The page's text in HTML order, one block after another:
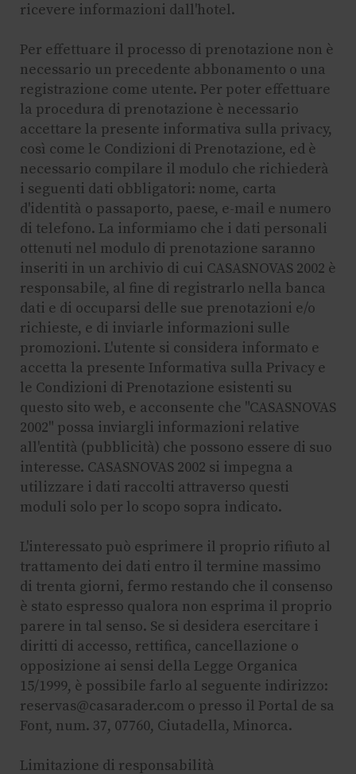
ricevere informazioni dall'hotel.
Per effettuare il processo di prenotazione non è
necessario un precedente abbonamento o una
registrazione come utente. Per poter effettuare
la procedura di prenotazione è necessario
accettare la presente informativa sulla privacy,
così come le Condizioni di Prenotazione, ed è
necessario compilare il modulo che richiederà
i seguenti dati obbligatori: nome, carta
d'identità o passaporto, paese, e-mail e numero
di telefono. La informiamo che i dati personali
ottenuti nel modulo di prenotazione saranno
inseriti in un archivio di cui CASASNOVAS 2002 è
responsabile, al fine di registrarlo nella banca
dati e di occuparsi delle sue prenotazioni e/o
richieste, e di inviarle informazioni sulle
promozioni. L'utente si considera informato e
accetta la presente Informativa sulla Privacy e
le Condizioni di Prenotazione esistenti su
questo sito web, e acconsente che "CASASNOVAS
2002" possa inviargli informazioni relative
all'entità (pubblicità) che possono essere di suo
interesse. CASASNOVAS 2002 si impegna a
utilizzare i dati raccolti attraverso questi
moduli solo per lo scopo sopra indicato.
L'interessato può esprimere il proprio rifiuto al
trattamento dei dati entro il termine massimo
di trenta giorni, fermo restando che il consenso
è stato espresso qualora non esprima il proprio
parere in tal senso. Se si desidera esercitare i
diritti di accesso, rettifica, cancellazione o
opposizione ai sensi della Legge Organica
15/1999, è possibile farlo al seguente indirizzo:
reservas@casarader.com o presso il Portal de sa
Font, num. 37, 07760, Ciutadella, Minorca.
Limitazione di responsabilità